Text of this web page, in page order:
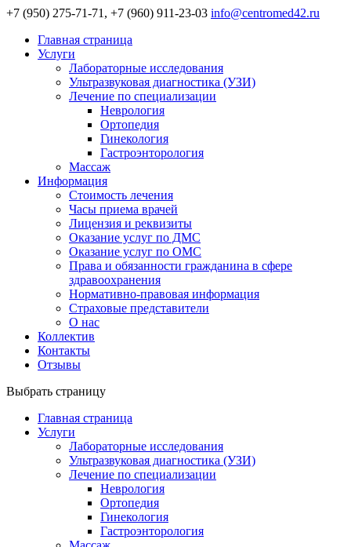
+7 (950) 275-71-71, +7 (960) 911-23-03 info@centromed42.ru
Главная страница
Услуги
Лабораторные исследования
Ультразвуковая диагностика (УЗИ)
Лечение по специализации
Неврология
Ортопедия
Гинекология
Гастроэнторология
Массаж
Информация
Стоимость лечения
Часы приема врачей
Лицензия и реквизиты
Оказание услуг по ДМС
Оказание услуг по ОМС
Права и обязанности гражданина в сфере
здравоохранения
Нормативно-правовая информация
Страховые представители
О нас
Коллектив
Контакты
Отзывы
Выбрать страницу
Главная страница
Услуги
Лабораторные исследования
Ультразвуковая диагностика (УЗИ)
Лечение по специализации
Неврология
Ортопедия
Гинекология
Гастроэнторология